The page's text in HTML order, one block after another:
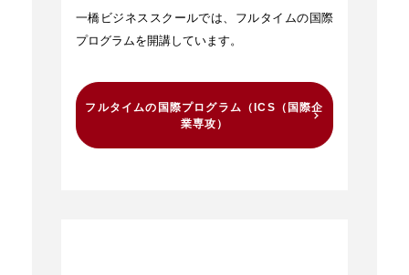
一橋ビジネススクールでは、フルタイムの国際
プログラムを開講しています。
フルタイムの国際プログラム（ICS（国際企
業専攻）